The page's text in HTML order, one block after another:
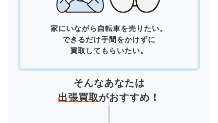
家にいながら自転車を売りたい。
できるだけ手間をかけずに
買取してもらいたい。
そんなあなたは
出張買取がおすすめ！